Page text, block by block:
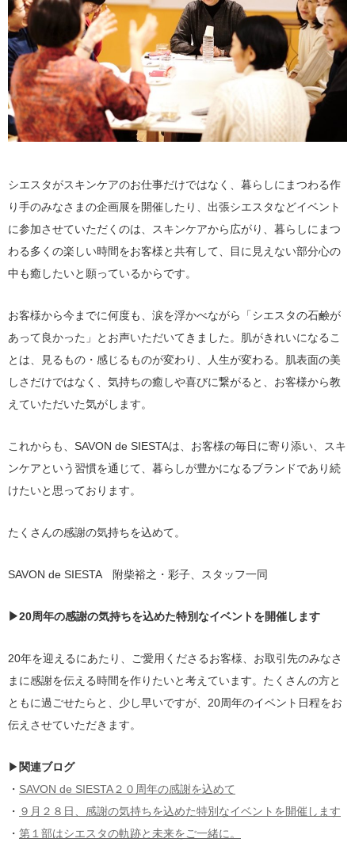
シエスタがスキンケアのお仕事だけではなく、暮らしにまつわる作
り手のみなさまの企画展を開催したり、出張シエスタなどイベント
に参加させていただくのは、スキンケアから広がり、暮らしにまつ
わる多くの楽しい時間をお客様と共有して、目に見えない部分心の
中も癒したいと願っているからです。
お客様から今までに何度も、涙を浮かべながら「シエスタの石鹸が
あって良かった」とお声いただいてきました。肌がきれいになるこ
とは、見るもの・感じるものが変わり、人生が変わる。肌表面の美
しさだけではなく、気持ちの癒しや喜びに繋がると、お客様から教
えていただいた気がします。
これからも、SAVON de SIESTAは、お客様の毎日に寄り添い、スキ
ンケアという習慣を通じて、暮らしが豊かになるブランドであり続
けたいと思っております。
たくさんの感謝の気持ちを込めて。
SAVON de SIESTA 附柴裕之・彩子、スタッフ一同
▶20周年の感謝の気持ちを込めた特別なイベントを開催します
20年を迎えるにあたり、ご愛用くださるお客様、お取引先のみなさ
まに感謝を伝える時間を作りたいと考えています。たくさんの方と
ともに過ごせたらと、少し早いですが、20周年のイベント日程をお
伝えさせていただきます。
▶ 関連ブログ
・ SAVON de SIESTA２０周年の感謝を込めて
・ ９月２８日、感謝の気持ちを込めた特別なイベントを開催します
・ 第１部はシエスタの軌跡と未来をご一緒に。